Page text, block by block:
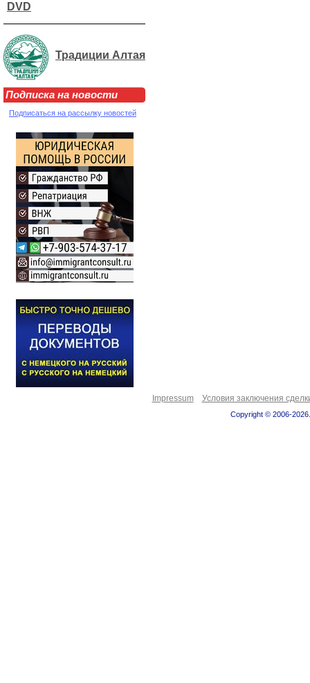
DVD
Традиции Алтая
Подписка на новости
Подписаться на рассылку новостей
Impressum Условия заключения
Copyright © 2006-